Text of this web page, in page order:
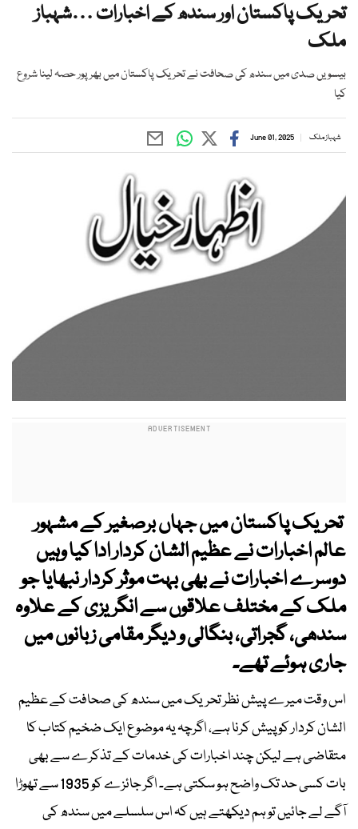
تحریک پاکستان اور سندھ کے اخبارات …شہباز
ملک
بیسویں صدی میں سندھ کی صحافت نے تحریک پاکستان میں بھرپور حصہ لینا شروع
کیا
شہباز ملک June 01, 2025
تحریک پاکستان میں جہاں برصغیر کے مشہور
عالم اخبارات نے عظیم الشان کردار ادا کیا وہیں
دوسرے اخبارات نے بھی بہت موثر کردار نبھایا جو
ملک کے مختلف علاقوں سے انگریزی کے علاوہ
سندھی، گجراتی، بنگالی و دیگر مقامی زبانوں میں
جاری ہوئے تھے۔
اس وقت میرے پیش نظر تحریک میں سندھ کی صحافت کے عظیم
الشان کردار کو پیش کرنا ہے، اگرچہ یہ موضوع ایک ضخیم کتاب کا
متقاضی ہے لیکن چند اخبارات کی خدمات کے تذکرے سے بھی
بات کسی حد تک واضح ہو سکتی ہے۔ اگر جائزے کو 1935 سے تھوڑا
آگے لے جائیں تو ہم دیکھتے ہیں کہ اس سلسلے میں سندھ کی